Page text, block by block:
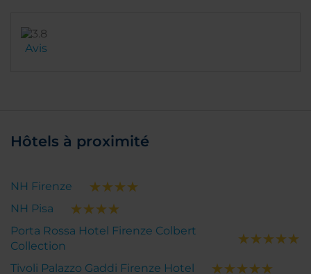
Avis
Hôtels à proximité
NH Firenze
NH Pisa
Porta Rossa Hotel Firenze Colbert
Collection
Tivoli Palazzo Gaddi Firenze Hotel